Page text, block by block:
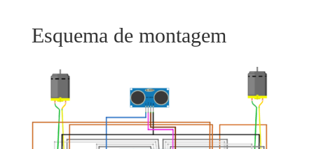
Esquema de montagem